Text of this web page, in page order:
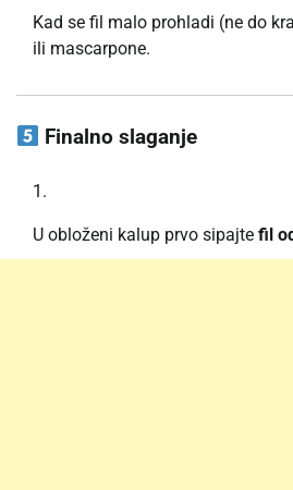
Kad se fil malo prohladi (ne do
ili mascarpone.
Finalno slaganje
U obloženi kalup prvo sipajte fil